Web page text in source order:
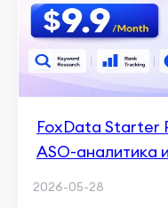
FoxData Starter
ASO-аналитика
2026-05-28